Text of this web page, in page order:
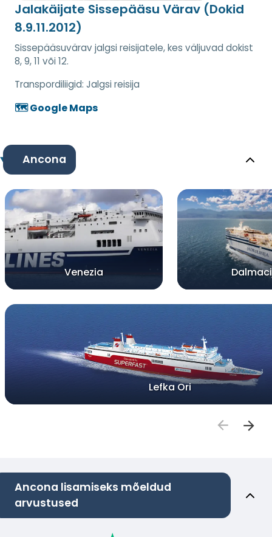
Jalakäijate Sissepääsu Värav (Dokid
8.9.11.2012)
Sissepääsuvärav jalgsi reisijatele, kes väljuvad dokist
8, 9, 11 või 12.
Transpordiliigid: Jalgsi reisija
🗺️ Google Maps
Ancona
Venezia
Lefka Ori
Ancona lisamiseks mõeldud
arvustused